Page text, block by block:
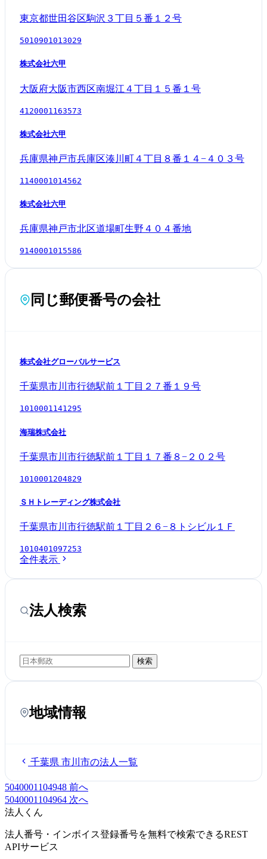
東京都世田谷区駒沢３丁目５番１２号
5010901013029
株式会社六甲
大阪府大阪市西区南堀江４丁目１５番１号
4120001163573
株式会社六甲
兵庫県神戸市兵庫区湊川町４丁目８番１４−４０３号
1140001014562
株式会社六甲
兵庫県神戸市北区道場町生野４０４番地
9140001015586
同じ郵便番号の会社
株式会社グローバルサービス
千葉県市川市行徳駅前１丁目２７番１９号
1010001141295
海瑞株式会社
千葉県市川市行徳駅前１丁目１７番８−２０２号
1010001204829
ＳＨトレーディング株式会社
千葉県市川市行徳駅前１丁目２６−８トシビル１Ｆ
1010401097253
全件表示
法人検索
検索
地域情報
千葉県 市川市の法人一覧
5040001104948 前へ
5040001104964 次へ
法人くん
法人番号・インボイス登録番号を無料で検索できるREST
APIサービス